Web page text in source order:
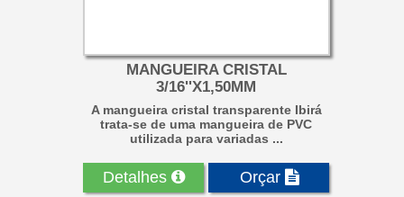
MANGUEIRA CRISTAL
3/16''X1,50MM
A mangueira cristal transparente Ibirá
trata-se de uma mangueira de PVC
utilizada para variadas ...
Detalhes Orçar